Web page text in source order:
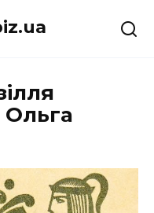
Ольга